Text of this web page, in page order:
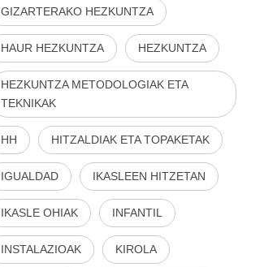
GIZARTERAKO HEZKUNTZA
HAUR HEZKUNTZA HEZKUNTZA
HEZKUNTZA METODOLOGIAK ETA
TEKNIKAK
HH HITZALDIAK ETA TOPAKETAK
IGUALDAD IKASLEEN HITZETAN
IKASLE OHIAK INFANTIL
INSTALAZIOAK KIROLA